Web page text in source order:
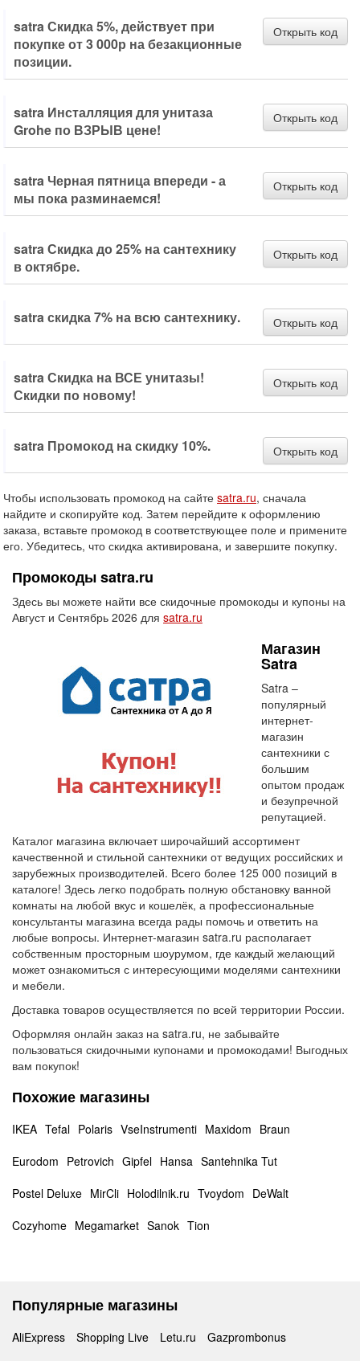
satra Скидка 5%, действует при
покупке от 3 000р на безакционные
позиции.
Открыть код
satra Инсталляция для унитаза
Grohe по ВЗРЫВ цене!
Открыть код
satra Черная пятница впереди - а
мы пока разминаемся!
Открыть код
satra Скидка до 25% на сантехнику
в октябре.
Открыть код
satra скидка 7% на всю сантехнику. Открыть код
satra Скидка на ВСЕ унитазы!
Скидки по новому!
Открыть код
satra Промокод на скидку 10%. Открыть код
Чтобы использовать промокод на сайте satra.ru, сначала
найдите и скопируйте код. Затем перейдите к оформлению
заказа, вставьте промокод в соответствующее поле и примените
его. Убедитесь, что скидка активирована, и завершите покупку.
Промокоды satra.ru
Здесь вы можете найти все скидочные промокоды и купоны на
Август и Сентябрь 2026 для satra.ru
Магазин
Satra
Satra –
популярный
интернет-
магазин
сантехники с
большим
опытом продаж
и безупречной
репутацией.
Каталог магазина включает широчайший ассортимент
качественной и стильной сантехники от ведущих российских и
зарубежных производителей. Всего более 125 000 позиций в
каталоге! Здесь легко подобрать полную обстановку ванной
комнаты на любой вкус и кошелёк, а профессиональные
консультанты магазина всегда рады помочь и ответить на
любые вопросы. Интернет-магазин satra.ru располагает
собственным просторным шоурумом, где каждый желающий
может ознакомиться с интересующими моделями сантехники
и мебели.
Доставка товаров осуществляется по всей территории России.
Оформляя онлайн заказ на satra.ru, не забывайте
пользоваться скидочными купонами и промокодами! Выгодных
вам покупок!
Похожие магазины
IKEA Tefal Polaris VseInstrumenti Maxidom Braun
Eurodom Petrovich Gipfel Hansa Santehnika Tut
Postel Deluxe MirCli Holodilnik.ru Tvoydom DeWalt
Cozyhome Megamarket Sanok Tion
Популярные магазины
AliExpress Shopping Live Letu.ru Gazprombonus